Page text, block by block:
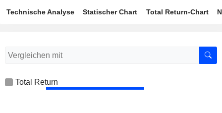
Technische Analyse Statischer Chart Total Return-Chart
Total Return